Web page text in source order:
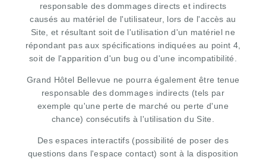
responsable des dommages directs et indirects
causés au matériel de l'utilisateur, lors de l'accès au
Site, et résultant soit de l'utilisation d'un matériel ne
répondant pas aux spécifications indiquées au point 4,
soit de l'apparition d'un bug ou d'une incompatibilité.
Grand Hôtel Bellevue ne pourra également être tenue
responsable des dommages indirects (tels par
exemple qu'une perte de marché ou perte d'une
chance) consécutifs à l'utilisation du Site.
Des espaces interactifs (possibilité de poser des
questions dans l'espace contact) sont à la disposition